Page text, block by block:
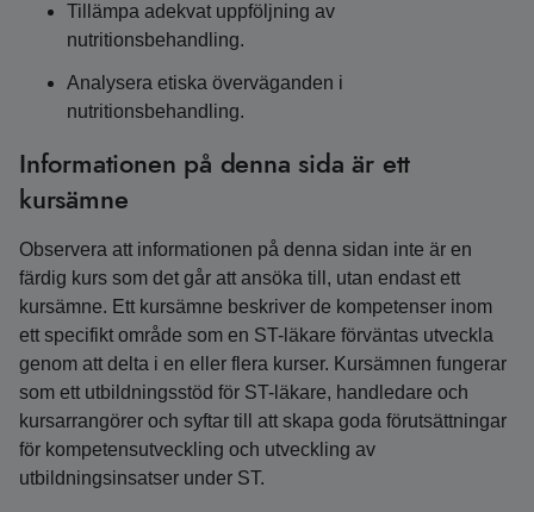
Tillämpa adekvat uppföljning av
nutritionsbehandling.
Analysera etiska överväganden i
nutritionsbehandling.
Informationen på denna sida är ett
kursämne
Observera att informationen på denna sidan inte är en
färdig kurs som det går att ansöka till, utan endast ett
kursämne. Ett kursämne beskriver de kompetenser inom
ett specifikt område som en ST-läkare förväntas utveckla
genom att delta i en eller flera kurser. Kursämnen fungerar
som ett utbildningsstöd för ST-läkare, handledare och
kursarrangörer och syftar till att skapa goda förutsättningar
för kompetensutveckling och utveckling av
utbildningsinsatser under ST.